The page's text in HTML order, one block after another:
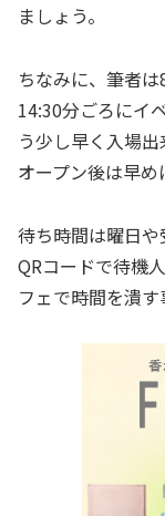
ましょう。
ちなみに、筆者は
14:30分ごろにイ
う少し早く入場
オープン後は早め
待ち時間は曜日
QRコードで待機
フェで時間を潰す